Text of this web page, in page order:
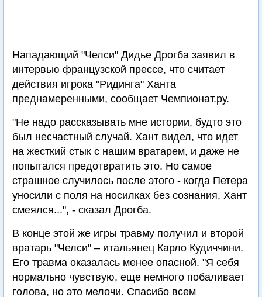
Нападающий "Челси" Дидье Дрогба заявил в
интервью французской прессе, что считает
действия игрока "Ридинга" Ханта
преднамеренными, сообщает Чемпионат.ру.
"Не надо рассказывать мне истории, будто это
был несчастный случай. Хант видел, что идет
на жесткий стык с нашим вратарем, и даже не
попытался предотвратить это. Но самое
страшное случилось после этого - когда Петера
уносили с поля на носилках без сознания, Хант
смеялся...", - сказал Дрогба.
В конце этой же игры травму получил и второй
вратарь "Челси" – итальянец Карло Кудиччини.
Его травма оказалась менее опасной. "Я себя
нормально чувствую, еще немного побаливает
голова, но это мелочи. Спасибо всем